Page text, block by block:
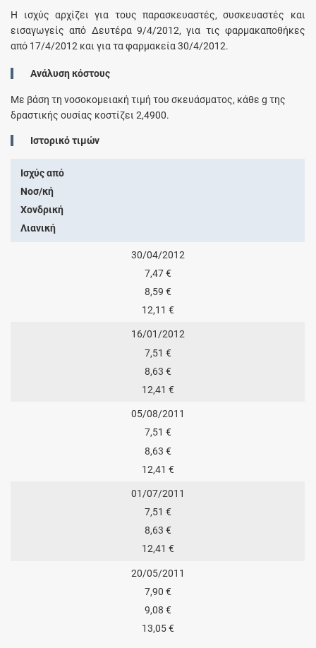
Η ισχύς αρχίζει για τους παρασκευαστές, συσκευαστές και
εισαγωγείς από Δευτέρα 9/4/2012, για τις φαρμακαποθήκες
από 17/4/2012 και για τα φαρμακεία 30/4/2012.
Ανάλυση κόστους
Με βάση τη νοσοκομειακή τιμή του σκευάσματος, κάθεg της
δραστικής ουσίας κοστίζει2,4900.
Ιστορικό τιμών
Ισχύς από
Νοσ/κή
Χονδρική
Λιανική
30/04/2012
7,47 €
8,59 €
12,11 €
16/01/2012
7,51 €
8,63 €
12,41 €
05/08/2011
7,51 €
8,63 €
12,41 €
01/07/2011
7,51 €
8,63 €
12,41 €
20/05/2011
7,90 €
9,08 €
13,05 €